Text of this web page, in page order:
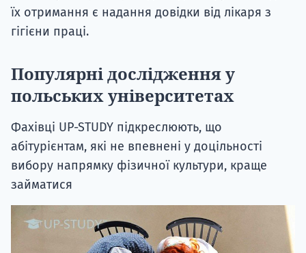
їх отримання є надання довідки від лікаря з
гігієни праці.
Популярні дослідження у
польських університетах
Фахівці UP-STUDY підкреслюють, що
абітурієнтам, які не впевнені у доцільності
вибору напрямку фізичної культури, краще
займатися